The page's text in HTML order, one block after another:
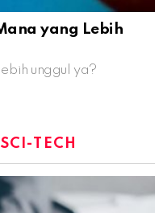
yang Lebih
unggul ya?
SCI-TECH